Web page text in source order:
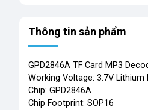
Thông tin sản phẩm
GPD2846A TF Card MP3
Working Voltage: 3.7V
Chip: GPD2846A
Chip Footprint: SOP16